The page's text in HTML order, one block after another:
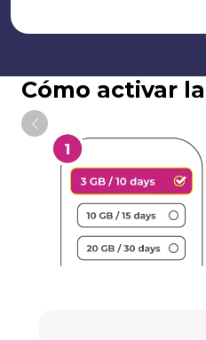
Cómo activar